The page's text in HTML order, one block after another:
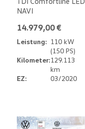
NAVI
14.979,00 €
Leistung: 110 kW
(150 PS)
Kilometer:129.113
km
EZ:
03/2020